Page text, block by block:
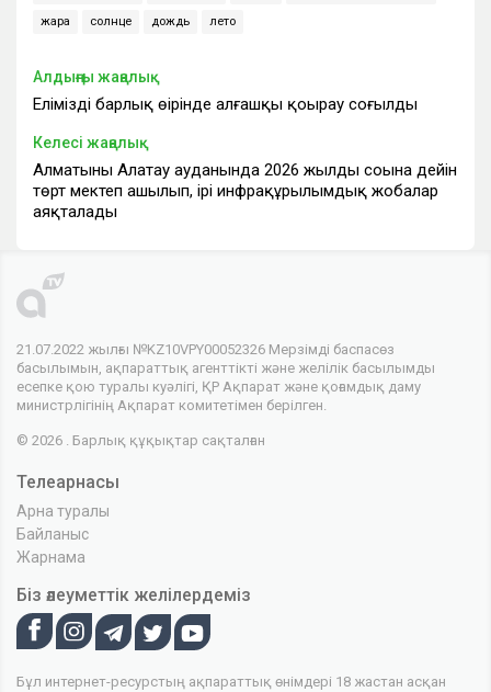
жара солнце дождь лето
Алдыңғы жаңалық
Еліміздің барлық өңірінде алғашқы қоңырау соғылды
Келесі жаңалық
Алматының Алатау ауданында 2026 жылдың соңына дейін
төрт мектеп ашылып, ірі инфрақұрылымдық жобалар
аяқталады
21.07.2022 жылғы №KZ10VPY00052326 Мерзімді баспасөз
басылымын, ақпараттық агенттікті және желілік басылымды
есепке қою туралы куәлігі, ҚР Ақпарат және қоғамдық даму
министрлігінің Ақпарат комитетімен берілген.
© 2026 . Барлық құқықтар сақталған
Телеарнасы
Арна туралы
Байланыс
Жарнама
Біз әлеуметтік желілердеміз
Бұл интернет-ресурстың ақпараттық өнімдері 18 жастан асқан